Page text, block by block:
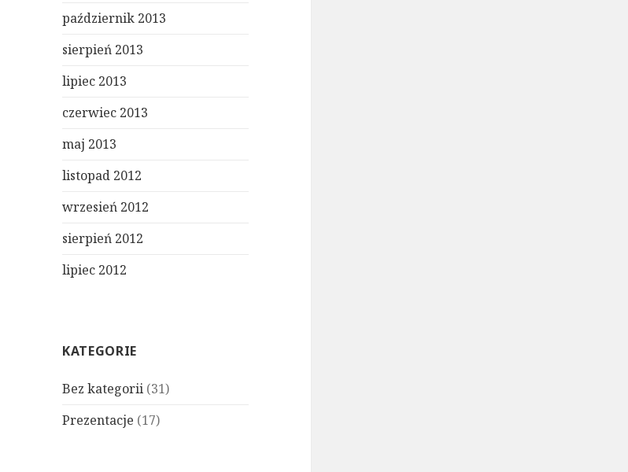
październik 2013
sierpień 2013
lipiec 2013
czerwiec 2013
maj 2013
listopad 2012
wrzesień 2012
sierpień 2012
lipiec 2012
KATEGORIE
Bez kategorii (31)
Prezentacje (17)